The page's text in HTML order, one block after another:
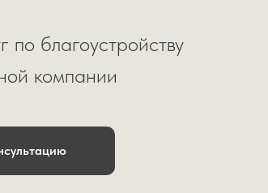
по благоустройству
компании